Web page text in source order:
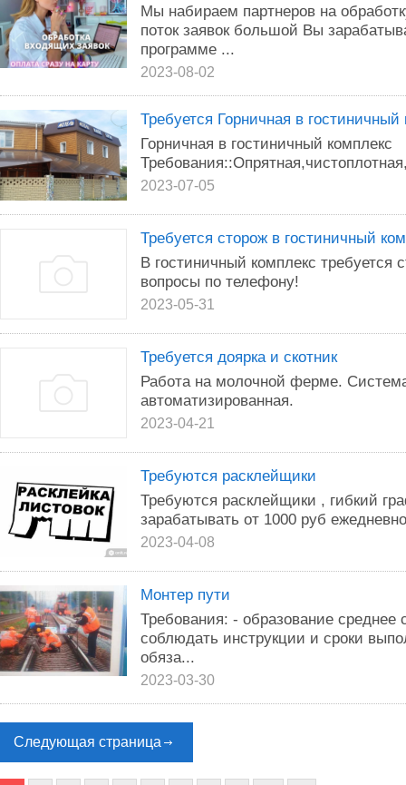
Мы набираем партнеров на
поток заявок большой Вы
программе ...
2023-08-02
Требуется Горничная в гостиничный
Горничная в гостиничный комплекс
2023-07-05
Требуется сторож в гостиничный
В гостиничный комплекс
вопросы по телефону!
2023-05-31
Требуется доярка и скотник
Работа на молочной ферме.
автоматизированная.
2023-04-21
Требуются расклейщики
Требуются расклейщики , гибкий
зарабатывать от 1000 руб
2023-04-08
Монтер пути
Требования: - образование среднее
соблюдать инструкции и сроки
обяза...
2023-03-30
Следующая страница